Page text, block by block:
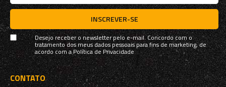
INSCREVER-SE
Desejo receber o newsletter pelo e-mail. Concordo com o
tratamento dos meus dados pessoais para fins de marketing, de
acordo com aPolítica de Privacidade
CONTATO